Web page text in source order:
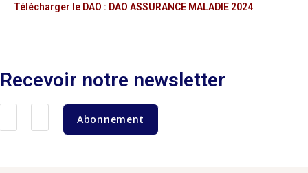
Télécharger le DAO : DAO ASSURANCE MALADIE 2024
Recevoir notre newsletter
Abonnement